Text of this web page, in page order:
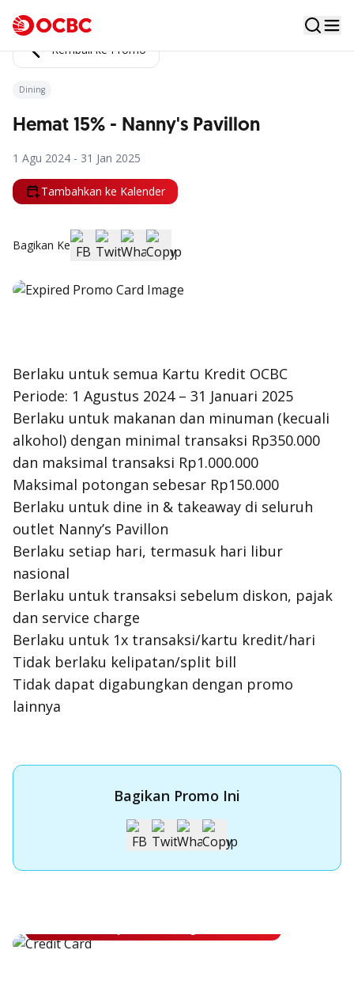
Kembali ke Promo
Dining
Hemat 15% - Nanny's Pavillon
1 Agu 2024 - 31 Jan 2025
Tambahkan ke Kalender
Bagikan Ke
Berlaku untuk semua Kartu Kredit OCBC
Periode: 1 Agustus 2024 – 31 Januari 2025
Berlaku untuk makanan dan minuman (kecuali
alkohol) dengan minimal transaksi Rp350.000
dan maksimal transaksi Rp1.000.000
Maksimal potongan sebesar Rp150.000
Berlaku untuk dine in & takeaway di seluruh
outlet Nanny’s Pavillon
Berlaku setiap hari, termasuk hari libur
nasional
Berlaku untuk transaksi sebelum diskon, pajak
dan service charge
Berlaku untuk 1x transaksi/kartu kredit/hari
Tidak berlaku kelipatan/split bill
Tidak dapat digabungkan dengan promo
lainnya
Bagikan Promo Ini
Apply Kartu Kredit OCBC